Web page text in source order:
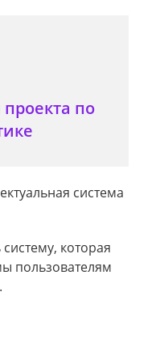
по
система
которая
пользователям